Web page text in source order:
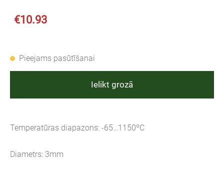
€10.93
Pieejams pasūtīšanai
Ielikt grozā
Temperatūras diapazons: -65…1150ºC
Diametrs: 3mm